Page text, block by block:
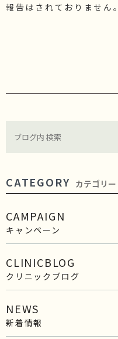
報告はされておりません。
CATEGORY カテゴリー
CAMPAIGN
キャンペーン
CLINICBLOG
クリニックブログ
NEWS
新着情報